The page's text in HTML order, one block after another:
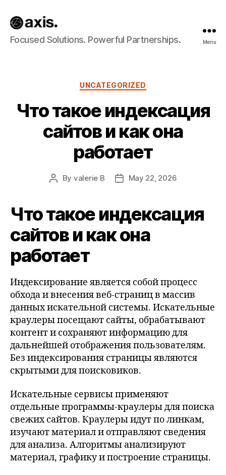
Axis
Builds
Focused Solutions. Powerful Partnerships. Menu
Categories
UNCATEGORIZED
Что такое индексация
сайтов и как она
работает
Post
By valerie B
PostMay 22, 2026
Что такое индексация
сайтов и как она
работает
Индексирование является собой процесс
обхода и внесения веб-страниц в массив
данных искательной системы. Искательные
краулеры посещают сайты, обрабатывают
контент и сохраняют информацию для
дальнейшей отображения пользователям.
Без индексирования страницы являются
скрытыми для поисковиков.
Искательные сервисы применяют
отдельные программы-краулеры для поиска
свежих сайтов. Краулеры идут по линкам,
изучают материал и отправляют сведения
для анализа. Алгоритмы анализируют
материал, графику и построение страницы.